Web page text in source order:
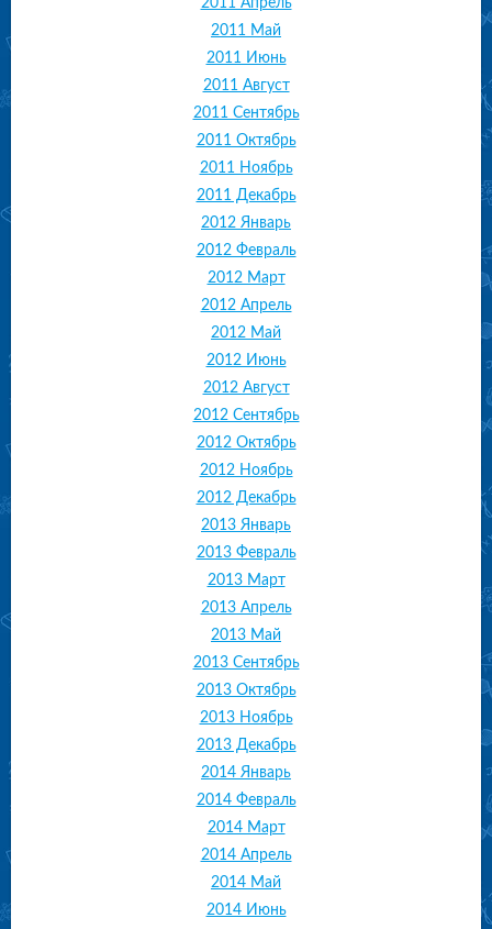
2011 Апрель
2011 Май
2011 Июнь
2011 Август
2011 Сентябрь
2011 Октябрь
2011 Ноябрь
2011 Декабрь
2012 Январь
2012 Февраль
2012 Март
2012 Апрель
2012 Май
2012 Июнь
2012 Август
2012 Сентябрь
2012 Октябрь
2012 Ноябрь
2012 Декабрь
2013 Январь
2013 Февраль
2013 Март
2013 Апрель
2013 Май
2013 Сентябрь
2013 Октябрь
2013 Ноябрь
2013 Декабрь
2014 Январь
2014 Февраль
2014 Март
2014 Апрель
2014 Май
2014 Июнь